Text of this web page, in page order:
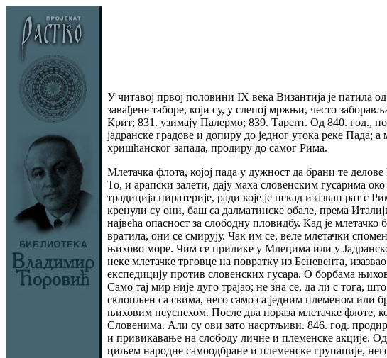
У читавој првој половини IX века Византија је патила
завађене таборе, који су, у слепој мржњи, често
Крит; 831. узимају Палермо; 839. Тарент. Од 840. год.,
јадранске градове и допиру до једног утока реке Пада;
хришћанског запада, продиру до самог Рима.
Млетачка флота, којој пада у дужност да брани те
То, и арапски залети, дају маха словенским гусарима
традиција пиратерије, ради које је некад изазван рат
кренули су они, баш са далматинске обале, према
највећа опасност за слободну пловидбу. Кад је
вратила, они се смирују. Чак им се, веле млетачки
њихово море. Чим се прилике у Млецима или у
неке млетачке трговце на повратку из Беневента,
експедицију против словенских гусара. О борбама
Само тај мир није дуго трајао; не зна се, да ли с тога,
склопљен са свима, него само са једним племеном или
њиховим неуспехом. После два пораза млетачке флоте,
Словенима. Али су ови зато насртљиви. 846. год.
и привикавање на слободу личне и племенске акције.
циљем народне самоодбране и племенске групације,